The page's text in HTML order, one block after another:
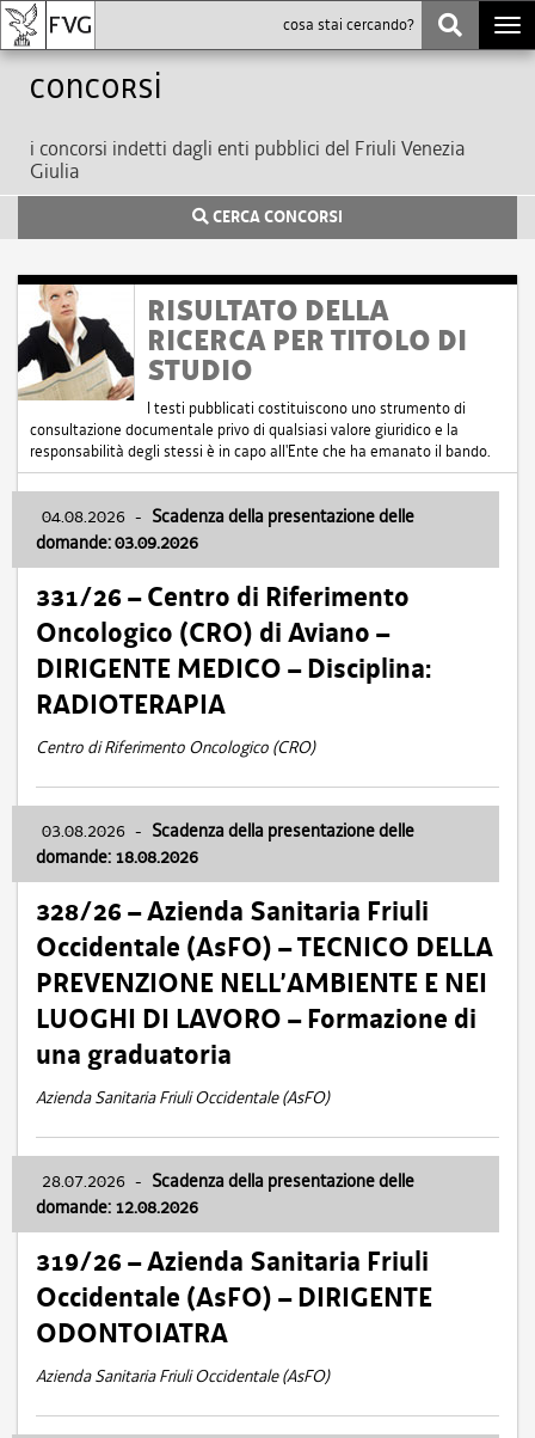
Concorsi
i concorsi indetti dagli enti pubblici del Friuli Venezia
Giulia
CERCA CONCORSI
RISULTATO DELLA
RICERCA PER TITOLO DI
STUDIO
I testi pubblicati costituiscono uno strumento di
consultazione documentale privo di qualsiasi valore giuridico e la
responsabilità degli stessi è in capo all'Ente che ha emanato il bando.
04.08.2026 - Scadenza della presentazione delle
domande: 03.09.2026
331/26 – Centro di Riferimento
Oncologico (CRO) di Aviano –
DIRIGENTE MEDICO – Disciplina:
RADIOTERAPIA
Centro di Riferimento Oncologico (CRO)
03.08.2026 - Scadenza della presentazione delle
domande: 18.08.2026
328/26 – Azienda Sanitaria Friuli
Occidentale (AsFO) – TECNICO DELLA
PREVENZIONE NELL’AMBIENTE E NEI
LUOGHI DI LAVORO – Formazione di
una graduatoria
Azienda Sanitaria Friuli Occidentale (AsFO)
28.07.2026 - Scadenza della presentazione delle
domande: 12.08.2026
319/26 – Azienda Sanitaria Friuli
Occidentale (AsFO) – DIRIGENTE
ODONTOIATRA
Azienda Sanitaria Friuli Occidentale (AsFO)